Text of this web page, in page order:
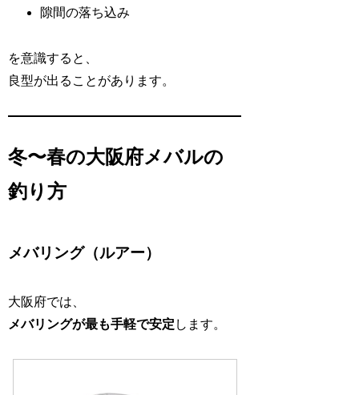
隙間の落ち込み
を意識すると、
良型が出ることがあります。
冬〜春の大阪府メバルの
釣り方
メバリング（ルアー）
大阪府では、
メバリングが最も手軽で安定 します。